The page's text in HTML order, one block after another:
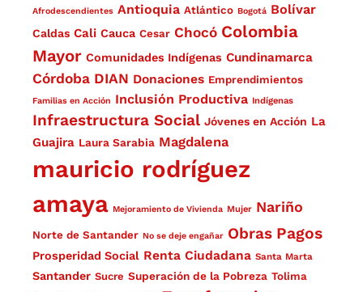
Afrodescendientes Antioquia Atlántico Bogotá Bolívar
Caldas Cali Cauca Cesar Chocó Colombia
Mayor Comunidades Indígenas Cundinamarca
Córdoba DIAN Donaciones Emprendimientos
Familias en Acción Inclusión Productiva Indígenas
Infraestructura Social Jóvenes en Acción La
Guajira Laura Sarabia Magdalena
mauricio rodríguez
amaya Mejoramiento de Vivienda Mujer Nariño
Norte de Santander No se deje engañar Obras Pagos
Prosperidad Social Renta Ciudadana Santa Marta
Santander Sucre Superación de la Pobreza Tolima